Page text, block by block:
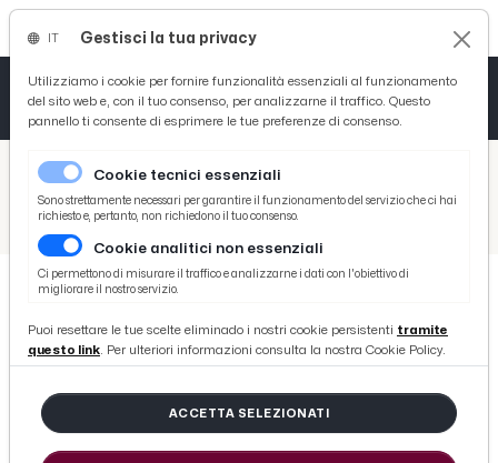
/ Picenotime
/ News
Camera di Commercio Ascoli: ''Subito risorse per post terremoto e crescita''
Camera di Commercio Ascoli:
''Subito risorse per post terremoto
e crescita''
Gestisci la tua privacy
Utilizziamo i cookie per fornire funzionalità essenziali al funzionamento
del sito web e, con il tuo consenso, per analizzarne il traffico. Questo
pannello ti consente di esprimere le tue preferenze di consenso.
Cookie tecnici essenziali
Sono strettamente necessari per garantire il funzionamento del servizio che ci hai
richiesto e, pertanto, non richiedono il tuo consenso.
Cookie analitici non essenziali
Ci permettono di misurare il traffico e analizzarne i dati con l'obiettivo di
migliorare il nostro servizio.
Puoi resettare le tue scelte eliminado i nostri cookie persistenti tramite
questo link. Per ulteriori informazioni consulta la nostra Cookie Policy.
ACCETTA SELEZIONATI
Tutto News
Tutto Sport
Basket
Ciclismo
Tutto Curiosità